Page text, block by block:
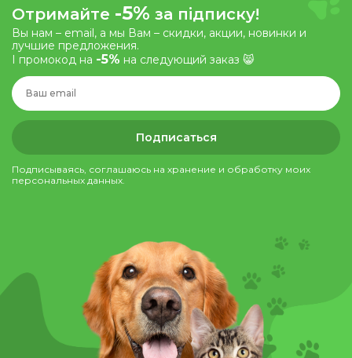
Отримайте -5% за підписку!
Вы нам – email, а мы Вам – скидки, акции, новинки и
лучшие предложения.
І промокод на -5% на следующий заказ 😸
Подписаться
Подписываясь, соглашаюсь на хранение и обработку моих
персональных данных.